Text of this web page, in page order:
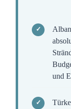
und